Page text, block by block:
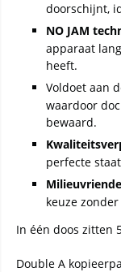
doorschijnt,
NO JAM
apparaat
heeft.
Voldoet aan
waardoor
bewaard.
perfecte
keuze
In één doos zitten
Double A